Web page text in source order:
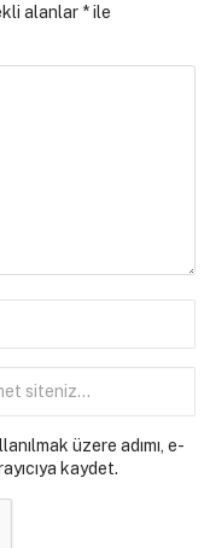
alanlar *ile
üzere adımı, e-
kaydet.